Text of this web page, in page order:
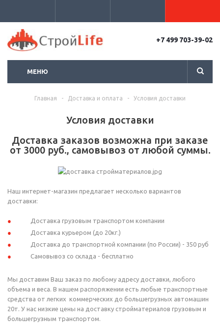
+7 499 703-39-02
МЕНЮ
Главная - Доставка и оплата - Условия доставки
Условия доставки
Доставка заказов возможна при заказе
от 3000 руб., самовывоз от любой суммы.
Наш интернет-магазин предлагает несколько вариантов
доставки:
Доставка грузовым транспортом компании
Доставка курьером (до 20кг.)
Доставка до транспортной компании (по России) - 350 руб
Самовывоз со склада - бесплатно
Мы доставим Ваш заказ по любому адресу доставки, любого
объема и веса. В нашем распоряжении есть любые транспортные
средства от легких коммерческих до большегрузных автомашин
20т. У нас низкие цены на доставку стройматериалов грузовым и
большегрузным транспортом.